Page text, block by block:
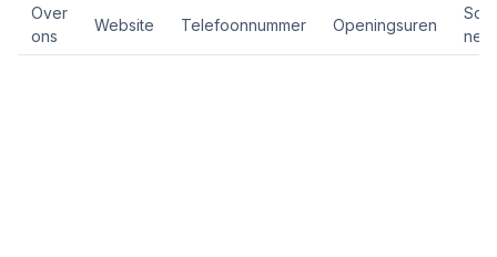
Over
ons
Website Telefoonnummer Openingsuren